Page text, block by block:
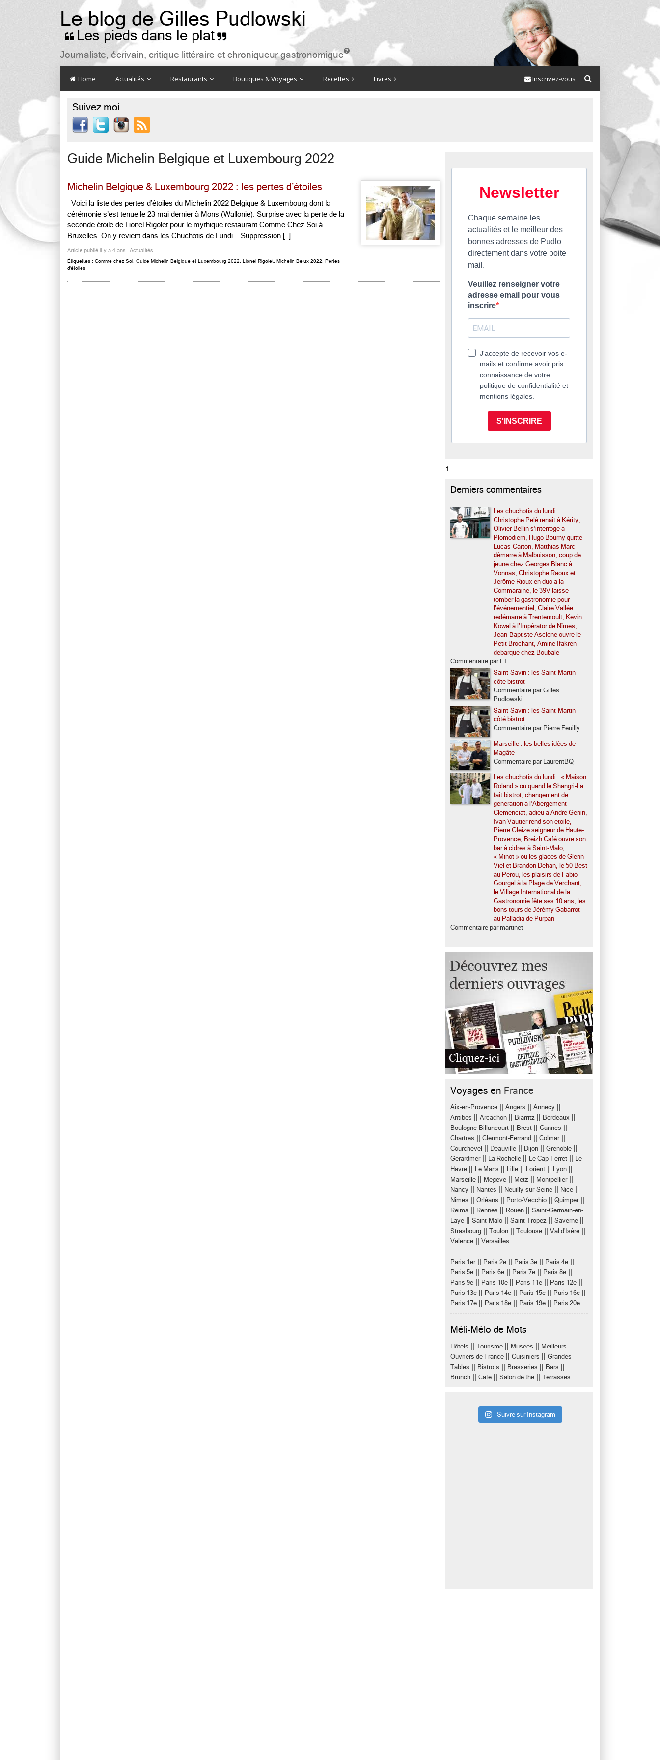
Le blog de Gilles Pudlowski
 Les pieds dans le plat 
Journaliste, écrivain, critique littéraire et chroniqueur gastronomique

Home Actualités Restaurants Boutiques & Voyages Recettes Livres Inscrivez-vous
Suivez moi

Guide Michelin Belgique et Luxembourg 2022
Michelin Belgique & Luxembourg 2022 : les pertes d’étoiles
Voici la liste des pertes d’étoiles du Michelin 2022 Belgique & Luxembourg dont la
cérémonie s’est tenue le 23 mai dernier à Mons (Wallonie). Surprise avec la perte de la
seconde étoile de Lionel Rigolet pour le mythique restaurant Comme Chez Soi à
Bruxelles. On y revient dans les Chuchotis de Lundi. Suppression […]...
Article publié il y a 4 ans Actualités
Étiquettes : Comme chez Soi Guide Michelin Belgique et Luxembourg 2022 Lionel Rigolet Michelin Belux 2022
Pertes
d'étoiles
Newsletter
Chaque semaine les
actualités et le meilleur des
bonnes adresses de Pudlo
directement dans votre boite
mail.
Veuillez renseigner votre
adresse email pour vous
inscrire
J'accepte de recevoir vos e-
mails et confirme avoir pris
connaissance de votre
politique de confidentialité et
mentions légales.
S'INSCRIRE
1
Derniers commentaires
Les chuchotis du lundi :
Christophe Pelé renaît à Kérity,
Olivier Bellin s’interroge à
Plomodiern, Hugo Bourny quitte
Lucas-Carton, Matthias Marc
démarre à Malbuisson, coup de
jeune chez Georges Blanc à
Vonnas, Christophe Raoux et
Jérôme Rioux en duo à la
Commaraine, le 39V laisse
tomber la gastronomie pour
l’événementiel, Claire Vallée
redémarre à Trentemoult, Kevin
Kowal à l’Impérator de Nîmes,
Jean-Baptiste Ascione ouvre le
Petit Brochant, Amine Ifakren
débarque chez Boubalé
Commentaire par LT
Saint-Savin : les Saint-Martin
côté bistrot
Commentaire par Gilles
Pudlowski
Saint-Savin : les Saint-Martin
côté bistrot
Commentaire par Pierre Feuilly
Marseille : les belles idées de
Magâté
Commentaire par LaurentBQ
Les chuchotis du lundi : « Maison
Roland » ou quand le Shangri-La
fait bistrot, changement de
génération à l’Abergement-
Clémenciat, adieu à André Génin,
Ivan Vautier rend son étoile,
Pierre Gleize seigneur de Haute-
Provence, Breizh Café ouvre son
bar à cidres à Saint-Malo,
« Minot » ou les glaces de Glenn
Viel et Brandon Dehan, le 50 Best
au Pérou, les plaisirs de Fabio
Gourgel à la Plage de Verchant,
le Village International de la
Gastronomie fête ses 10 ans, les
bons tours de Jérémy Gabarrot
au Palladia de Purpan
Commentaire par martinet
Voyages en France
Aix-en-Provence Angers Annecy
Antibes Arcachon Biarritz Bordeaux
Boulogne-Billancourt Brest Cannes
Chartres Clermont-Ferrand Colmar||
Courchevel Deauville Dijon Grenoble
Gérardmer|| La Rochelle Le Cap-Ferret
Le
Havre
Le Mans Lille Lorient Lyon
Marseille Megève Metz Montpellier||
Nancy Nantes Neuilly-sur-Seine Nice
Nîmes Orléans Porto-Vecchio Quimper||
Reims Rennes Rouen
Saint-Germain-en-
Laye
Saint-Malo Saint-Tropez Saverne
Strasbourg Toulon Toulouse Val d'Isère
Valence Versailles
Paris 1er|| Paris 2e Paris 3e Paris 4e
Paris 5e Paris 6e Paris 7e Paris 8e
Paris 9e Paris 10e Paris 11e Paris 12e
Paris 13e Paris 14e Paris 15e Paris 16e
Paris 17e Paris 18e Paris 19e Paris 20e
Méli-Mélo de Mots
Hôtels Tourisme Musées
Meilleurs
Ouvriers de France
Cuisiniers
Grandes
Tables
Bistrots Brasseries Bars
Brunch Café Salon de thé Terrasses
Suivre sur Instagram